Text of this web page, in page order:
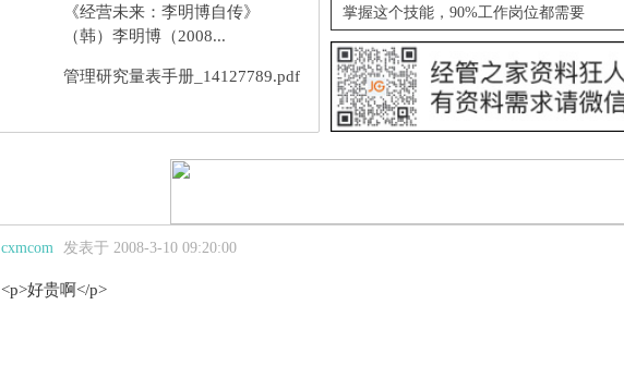
《经营未来：李明博自传》
（韩）李明博（2008...
管理研究量表手册_14127789.pdf
掌握这个技能，90%工作岗位都需要
cxmcom 发表于 2008-3-10 09:20:00
<p>好贵啊</p>